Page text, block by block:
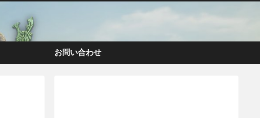
お問い合わせ